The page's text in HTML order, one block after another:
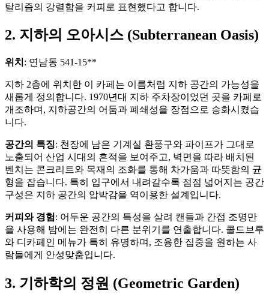
탈리즘의 강렬함을 커피로 표현했다고 합니다.
2. 지하의 오아시스 (Subterranean Oasis)
위치 : 연남동 541-15**
지하 2층에 위치한 이 카페는 이름처럼 지하 공간의 가능성을
새롭게 정의합니다. 1970년대 지하 주차장이었던 곳을 카페로
개조하며, 지하공간의 어둠과 폐쇄성을 장점으로 승화시켰습
니다.
공간의 특징: 천장에 남은 기계실 환풍구와 파이프가 그대로
노출되어 산업 시대의 흔적을 보여주고, 벽면을 따라 배치된
벤치는 콘크리트와 목재의 조화를 통해 차가움과 따뜻함의 균
형을 잡습니다. 특히 입구에서 내려갈수록 점점 넓어지는 공간
구성은 지하 공간의 압박감을 역이용한 설계입니다.
커피와 경험 : 어두운 공간의 특성을 살려 캔들과 간접 조명만
을 사용해 밤에는 완전히 다른 분위기를 연출합니다. 콜드브루
와 디카페인 메뉴가 특히 유명하며, 조용한 집중을 원하는 사
람들에게 안성맞춤입니다.
3. 기하학의 정원 (Geometric Garden)